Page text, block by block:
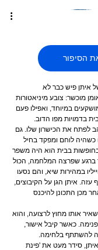
הסיפור
איתן פיש כבר לא
מוכשר: צובע מיניאטורות
במיוחד, ואפילו פעם
בדמויות מפו הדוב.
לפתח את הכישרון שלו. גם
לוחם ומפקד בחיל
בבית הוא היה משפר
ברגע שפרצה המלחמה, הכול
במהירות שיא, והם נסעו
איתן הגן על הקיבוצים,
מכן התכונן להיכנס
אותו מחוץ לרצועה, והוא
כאשר קיבל אישור,
להשתתף בלחימה.
סידר מעט את 'פינת